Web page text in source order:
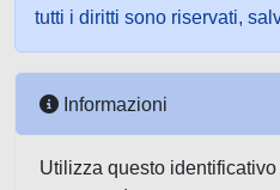
tutti i diritti sono riservati,
Informazioni
Utilizza questo